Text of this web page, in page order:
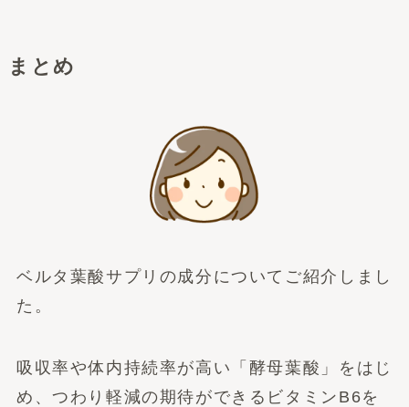
まとめ
ベルタ葉酸サプリの成分についてご紹介しまし
た。
吸収率や体内持続率が高い「酵母葉酸」をはじ
め、つわり軽減の期待ができるビタミンB6を